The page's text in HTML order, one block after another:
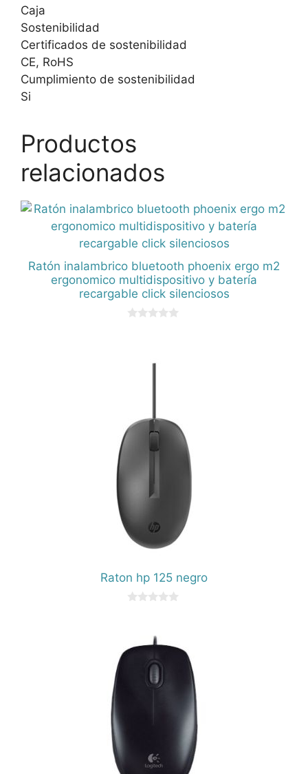
Caja
Sostenibilidad
Certificados de sostenibilidad
CE, RoHS
Cumplimiento de sostenibilidad
Si
Productos
relacionados
Ratón inalambrico bluetooth phoenix ergo m2
ergonomico multidispositivo y batería
recargable click silenciosos
Raton hp 125 negro